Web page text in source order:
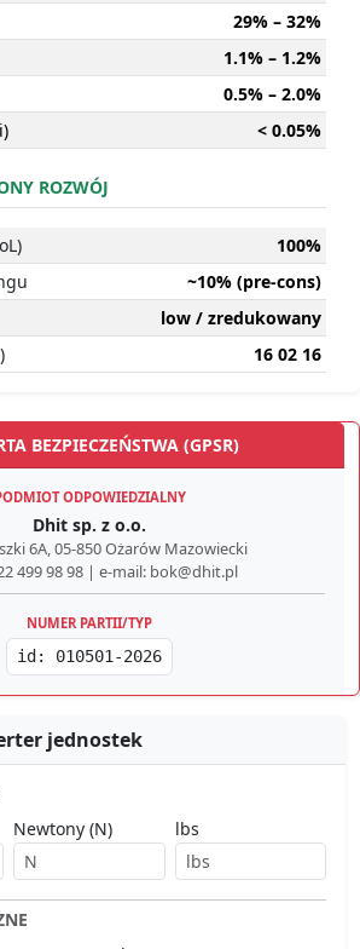
29% – 32%
1.1% – 1.2%
0.5% – 2.0%
< 0.05%
ROZWÓJ
100%
~10% (pre-cons)
low / zredukowany
16 02 16
BEZPIECZEŃSTWA (GPSR)
ODPOWIEDZIALNY
Dhit sp. z o.o.
6A, 05-850 Ożarów Mazowiecki
499 98 98 | e-mail: bok@dhit.pl
NUMER PARTII/TYP
id: 010501-2026
jednostek
Newtony (N) lbs